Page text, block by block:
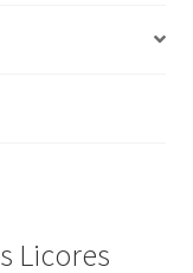
Licores